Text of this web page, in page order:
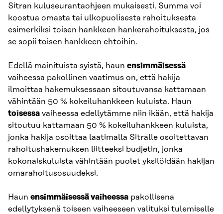
Sitran kuluseurantaohjeen mukaisesti. Summa voi
koostua omasta tai ulkopuolisesta rahoituksesta
esimerkiksi toisen hankkeen hankerahoituksesta, jos
se sopii toisen hankkeen ehtoihin.
Edellä mainituista syistä, haun ensimmäisessä
vaiheessa pakollinen vaatimus on, että hakija
ilmoittaa hakemuksessaan sitoutuvansa kattamaan
vähintään 50 % kokeiluhankkeen kuluista. Haun
toisessa vaiheessa edellytämme niin ikään, että hakija
sitoutuu kattamaan 50 % kokeiluhankkeen kuluista,
jonka hakija osoittaa laatimalla Sitralle osoitettavan
rahoitushakemuksen liitteeksi budjetin, jonka
kokonaiskuluista vähintään puolet yksilöidään hakijan
omarahoitusosuudeksi.
Haun ensimmäisessä vaiheessa pakollisena
edellytyksenä toiseen vaiheeseen valituksi tulemiselle